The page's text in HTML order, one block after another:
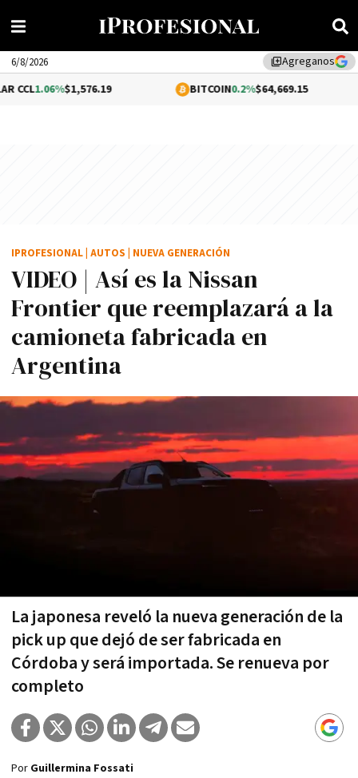
library_addAgreganos
6/8/2026
$1,576.19 BITCOIN0.2%$64,669.15
VIDEO | Así es la Nissan
Frontier que reemplazará a la
camioneta fabricada en
Argentina
La japonesa reveló la nueva generación de la
pick up que dejó de ser fabricada en
Córdoba y será importada. Se renueva por
completo
IPROFESIONAL AUTOS NUEVA GENERACIÓN
Por Guillermina Fossati